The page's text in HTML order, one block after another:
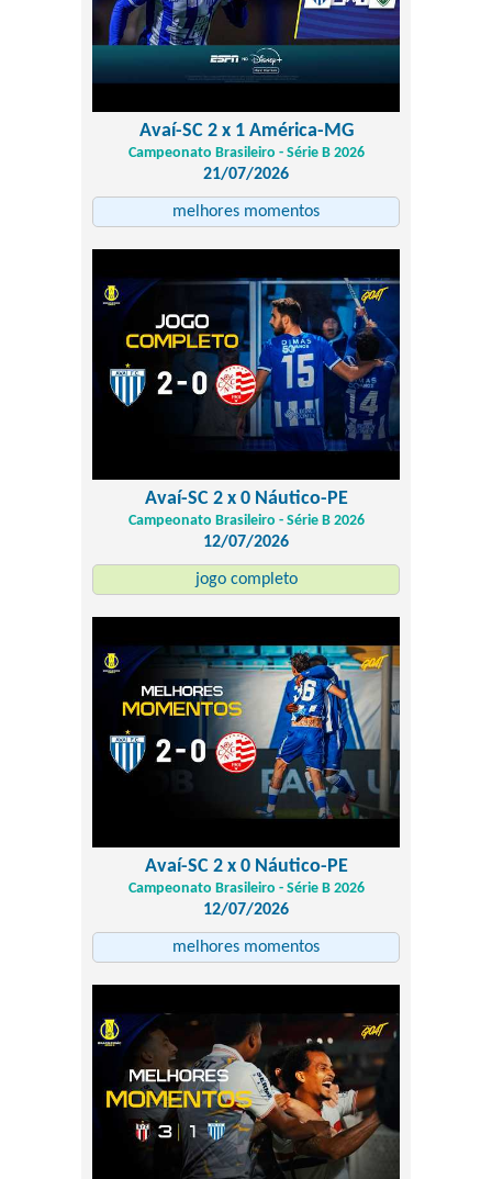
Avaí-SC 2 x 1 América-MG
Campeonato Brasileiro - Série B 2026
21/07/2026
melhores momentos
Avaí-SC 2 x 0 Náutico-PE
Campeonato Brasileiro - Série B 2026
12/07/2026
jogo completo
Avaí-SC 2 x 0 Náutico-PE
Campeonato Brasileiro - Série B 2026
12/07/2026
melhores momentos